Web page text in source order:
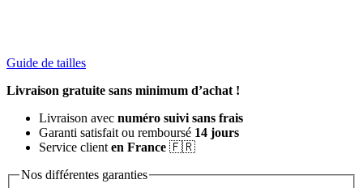
Guide de tailles
Livraison gratuite sans minimum d’achat !
Livraison avec numéro suivi sans frais
Garanti satisfait ou remboursé 14 jours
Service client en France 🇫🇷
Nos différentes garanties